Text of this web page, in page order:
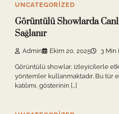
UNCATEGORIZED
Görüntülü Showlarda
Sağlanır
Admin Ekim 20, 2025 3 Min
Görüntülü showlar, izleyicilerle
yöntemler kullanmaktadır. Bu tür
katılımı, gösterinin […]